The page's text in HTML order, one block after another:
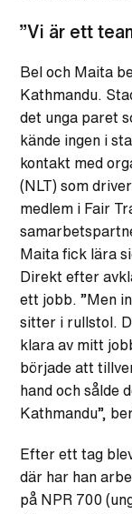
”Vi är ett
Bel och Maita
Kathmandu.
det unga paret
kände ingen i
kontakt med
(NLT) som
medlem i Fair
Maita fick lära
Direkt efter
ett jobb. ”Men
sitter i rullstol.
klara av mitt
började att
hand och sålde
Kathmandu”,
Efter ett tag
där har han
på NPR 700